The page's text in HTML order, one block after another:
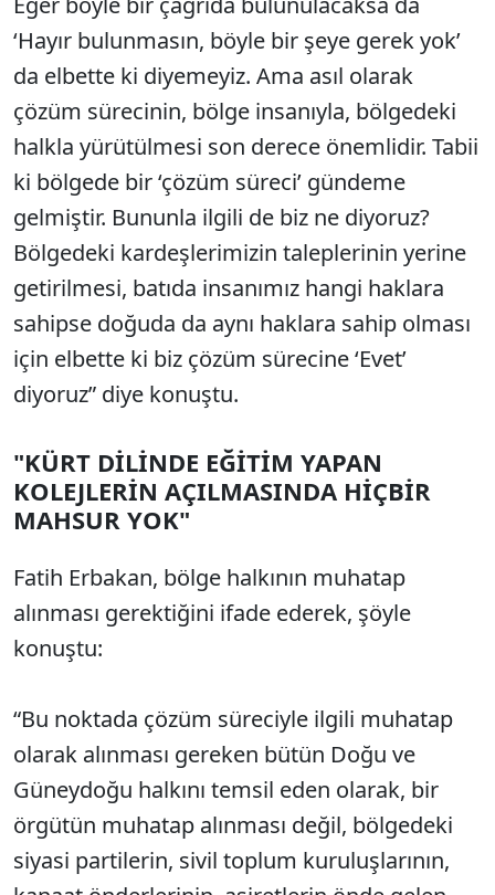
‘Hayır bulunmasın, böyle bir şeye gerek yok’
da elbette ki diyemeyiz. Ama asıl olarak
çözüm sürecinin, bölge insanıyla, bölgedeki
halkla yürütülmesi son derece önemlidir. Tabii
ki bölgede bir ‘çözüm süreci’ gündeme
gelmiştir. Bununla ilgili de biz ne diyoruz?
Bölgedeki kardeşlerimizin taleplerinin yerine
getirilmesi, batıda insanımız hangi haklara
sahipse doğuda da aynı haklara sahip olması
için elbette ki biz çözüm sürecine ‘Evet’
diyoruz” diye konuştu.
"KÜRT DİLİNDE EĞİTİM YAPAN
KOLEJLERİN AÇILMASINDA HİÇBİR
MAHSUR YOK"
Fatih Erbakan, bölge halkının muhatap
alınması gerektiğini ifade ederek, şöyle
konuştu:
“Bu noktada çözüm süreciyle ilgili muhatap
olarak alınması gereken bütün Doğu ve
Güneydoğu halkını temsil eden olarak, bir
örgütün muhatap alınması değil, bölgedeki
siyasi partilerin, sivil toplum kuruluşlarının,